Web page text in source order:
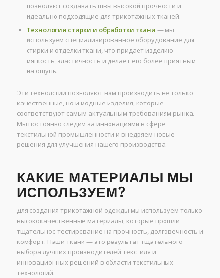
позволяют создавать швы высокой прочности и
идеально подходящие для трикотажных тканей.
Технология стирки и обработки ткани — мы
используем специализированное оборудование для
стирки и отделки ткани, что придает изделию
мягкость, эластичность и делает его более приятным
на ощупь.
Эти технологии позволяют нам производить не только
качественные, но и модные изделия, которые
соответствуют самым актуальным требованиям рынка.
Мы постоянно следим за инновациями в сфере
текстильной промышленности и внедряем новые
решения для улучшения нашего производства.
КАКИЕ МАТЕРИАЛЫ МЫ
ИСПОЛЬЗУЕМ?
Для создания трикотажной одежды мы используем только
высококачественные материалы, которые прошли
тщательное тестирование на прочность, долговечность и
комфорт. Наши ткани — это результат тщательного
выбора лучших производителей текстиля и
инновационных решений в области текстильных
технологий.